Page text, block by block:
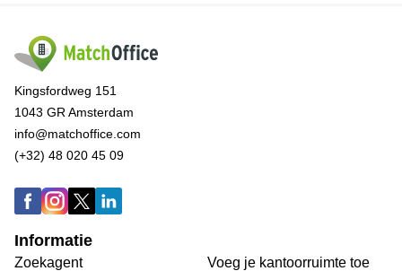
Kingsfordweg 151
1043 GR Amsterdam
info@matchoffice.com
(+32) 48 020 45 09
Informatie
Zoekagent
Voeg je kantoorruimte toe